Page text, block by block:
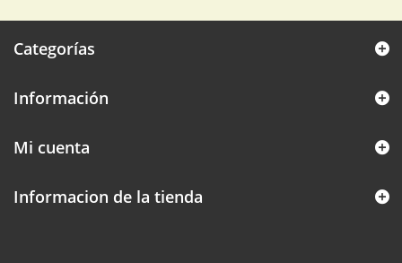
Categorías
Información
Mi cuenta
Informacion de la tienda